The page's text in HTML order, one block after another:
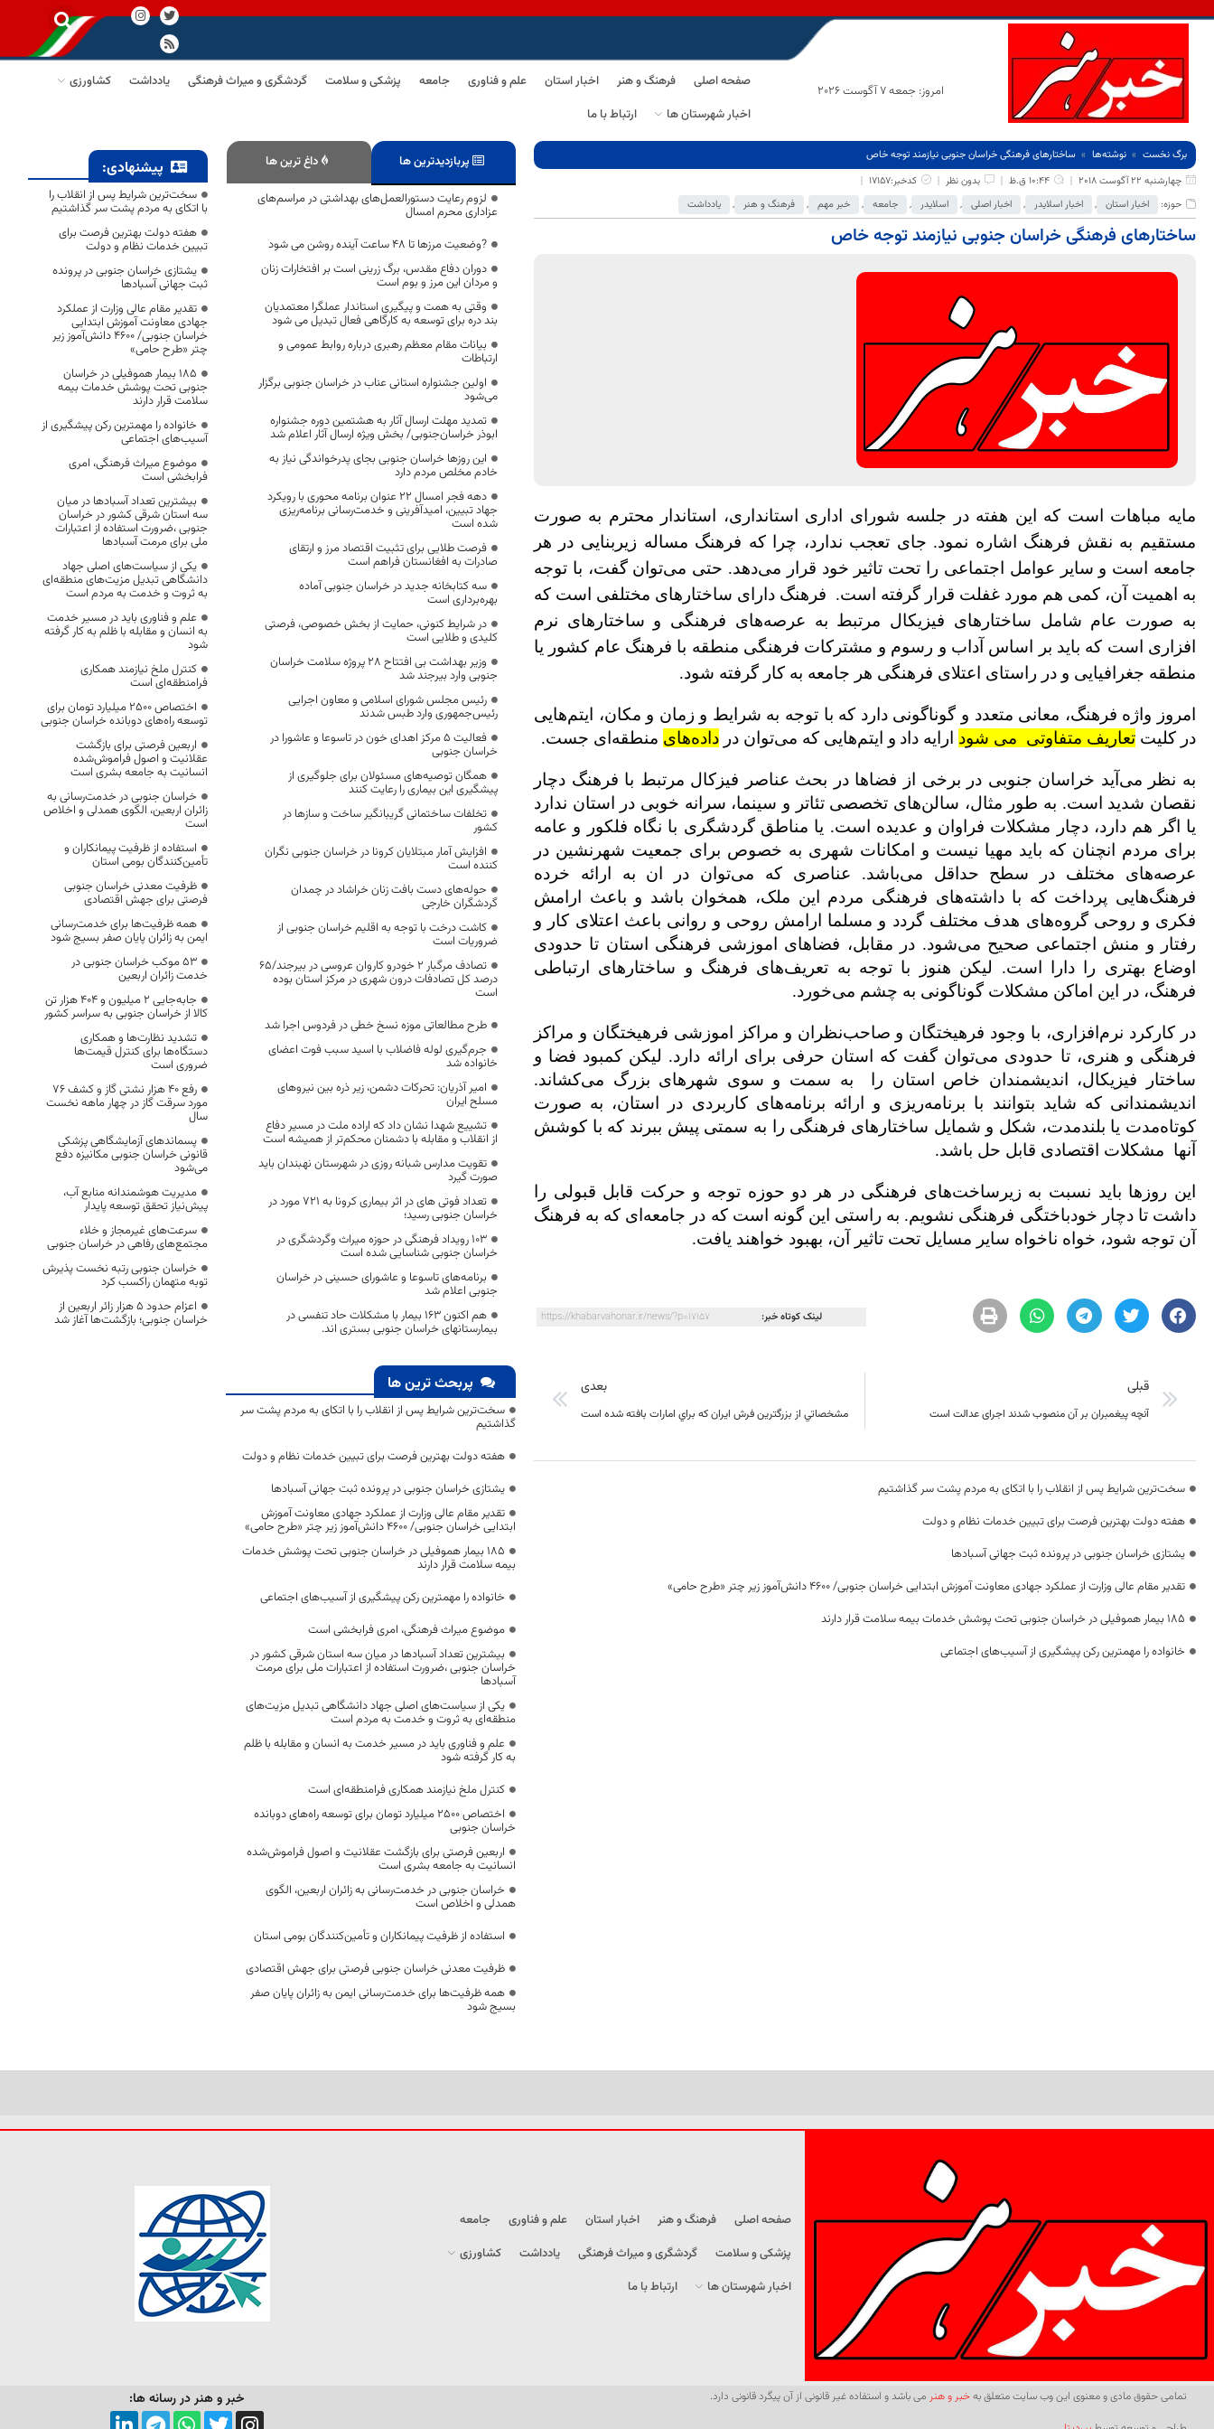
امروز: جمعه 7 آگوست 2026
صفحه اصلی فرهنگ و هنر اخبار استان علم و فناوری جامعه پزشکی و سلامت گردشگری و میراث فرهنگی یادداشت
کشاورزی
اخبار شهرستان ها
ارتباط با ما
برگ نخست نوشته‌ها
ساختارهای فرهنگی خراسان جنوبی نیازمند توجه خاص
چهارشنبه 22 آگوست 2018
10:44 ق.ظ بدون نظر
کدخبر:17157
حوزه:
اخبار استان , اخبار اسلایدر , اخبار اصلی , اسلایدر , جامعه , خبر مهم , فرهنگ و هنر , یادداشت
ساختارهای فرهنگی خراسان جنوبی نیازمند توجه خاص
مایه مباهات است که این هفته در جلسه شورای اداری استانداری، استاندار محترم به صورت
مستقیم به نقش فرهنگ اشاره نمود. جای تعجب ندارد، چرا که فرهنگ مساله زیربنایی در هر
جامعه است و سایر عوامل اجتماعی را تحت تاثیر خود قرار می‌دهد. حتی می‌توان گفت، با توجه
به اهمیت آن، کمی هم مورد غفلت قرار گرفته است. فرهنگ دارای ساختارهای مختلفی است که
به صورت عام شامل ساختارهای فیزیکال مرتبط به عرصه‌های فرهنگی و ساختارهای نرم
افزاری است که باید بر اساس آداب و رسوم و مشترکات فرهنگی منطقه با فرهنگ عام کشور یا
منطقه جغرافیایی و در راستای اعتلای فرهنگی هر جامعه به کار گرفته شود.
امروز واژه فرهنگ، معانی متعدد و گوناگونی دارد که با توجه به شرایط و زمان و مکان، ایتم‌هایی
در کلیت تعاریف متفاوتی می شود ارایه داد و ایتم‌هایی که می‌توان در داده‌های منطقه‌ای جست.
به نظر می‌آید خراسان جنوبی در برخی از فضاها در بحث عناصر فیزکال مرتبط با فرهنگ دچار
نقصان شدید است. به طور مثال، سالن‌های تخصصی تئاتر و سینما، سرانه خوبی در استان ندارد
یا اگر هم دارد، دچار مشکلات فراوان و عدیده است. یا مناطق گردشگری با نگاه فلکور و عامه
برای مردم انچنان که باید مهیا نیست و امکانات شهری به خصوص برای جمعیت شهرنشین در
عرصه‌های مختلف در سطح حداقل می‌باشد. عناصری که می‌توان در ان به ارائه خرده
فرهنگ‌هایی پرداخت که با داشته‌های فرهنگی مردم این ملک، همخوان باشد و باعث ارامش
فکری و روحی گروه‌های هدف مختلف گردد و مسلما ارامش روحی و روانی باعث اعتلای کار و
رفتار و منش اجتماعی صحیح می‌شود. در مقابل، فضاهای اموزشی فرهنگی استان تا حدودی
اوضاع بهتری را دارا است. لیکن هنوز با توجه به تعریف‌های فرهنگ و ساختارهای ارتباطی
فرهنگ، در این اماکن مشکلات گوناگونی به چشم می‌خورد.
در کارکرد نرم‌افزاری، با وجود فرهیختگان و صاحب‌نظران و مراکز اموزشی فرهیختگان و مراکز
فرهنگی و هنری، تا حدودی می‌توان گفت که استان حرفی برای ارائه دارد. لیکن کمبود فضا و
ساختار فیزیکال، اندیشمندان خاص استان را
به سمت و سوی شهرهای بزرگ می‌کشاند.
اندیشمندانی که شاید بتوانند با برنامه‌ریزی و ارائه برنامه‌های کاربردی در استان، به صورت
کوتاه‌مدت یا بلندمدت، شکل و شمایل ساختارهای فرهنگی را به سمتی پیش ببرند که با کوشش
آنها مشکلات اقتصادی قابل حل باشد.
این روزها باید نسبت به زیرساخت‌های فرهنگی در هر دو حوزه توجه و حرکت قابل قبولی را
داشت تا دچار خودباختگی فرهنگی نشویم. به راستی این گونه است که در جامعه‌ای که به فرهنگ
آن توجه شود، خواه ناخواه سایر مسایل تحت تاثیر آن، بهبود خواهند یافت.
لینک کوتاه خبر: https://khabarvahonar.ir/news/?p=17157
قبلی
آنچه پیغمبران بر آن منصوب شدند اجرای عدالت است
بعدی
مشخصاتي از بزرگترين فرش ايران كه براي امارات بافته شده است
سخت‌ترین شرایط پس از انقلاب را با اتکای به مردم پشت سر گذاشتیم
هفته دولت بهترین فرصت برای تبیین خدمات نظام و دولت
یشتازی خراسان جنوبی در پرونده ثبت جهانی آسبادها
تقدیر مقام عالی وزارت از عملکرد جهادی معاونت آموزش ابتدایی خراسان جنوبی/ ۴۶۰۰ دانش‌آموز زیر چتر «طرح حامی»
۱۸۵ بیمار هموفیلی در خراسان جنوبی تحت پوشش خدمات بیمه سلامت قرار دارند
خانواده را مهمترین رکن پیشگیری از آسیب‌های اجتماعی
پربازدیدترین ها داغ ترین ها
لزوم رعایت دستورالعمل‌های بهداشتی در مراسم‌های
عزاداری محرم امسال
?وضعیت مرزها تا ۴۸ ساعت آینده روشن می شود
دوران دفاع مقدس، برگ زرینی است بر افتخارات زنان
و مردان این مرز و بوم است
وقتی به همت و پیگیری استاندار عملگرا معتمدیان
بند دره برای توسعه به کارگاهی فعال تبدیل می شود
بیانات مقام معظم رهبری درباره روابط عمومی و
ارتباطات
اولین جشنواره استانی عناب در خراسان جنوبی برگزار
می‌شود
تمدید مهلت ارسال آثار به هشتمین دوره جشنواره
ابوذر خراسان‌جنوبی/ بخش ویژه ارسال آثار اعلام شد
این روزها خراسان جنوبی بجای پدرخواندگی نیاز به
خادم مخلص مردم دارد
دهه فجر امسال ۲۲ عنوان برنامه محوری با رویکرد
جهاد تبیین، امیدآفرینی و خدمت‌رسانی برنامه‌ریزی
شده است
فرصت طلایی برای تثبیت اقتصاد مرز و ارتقای
صادرات به افغانستان فراهم است
سه کتابخانه جدید در خراسان جنوبی آماده
بهره‌برداری است
در شرایط کنونی، حمایت از بخش خصوصی، فرصتی
کلیدی و طلایی است
وزیر بهداشت بی افتتاح 28 پروژه سلامت خراسان
جنوبی وارد بیرجند شد
رئیس مجلس شورای اسلامی و معاون اجرایی
رئیس‌جمهوری وارد طبس شدند
فعالیت ۵ مرکز اهدای خون در تاسوعا و عاشورا در
خراسان جنوبی
همگان توصیه‌های مسئولان برای جلوگیری از
پیشگیری این بیماری را رعایت کنند
تخلفات ساختمانی گریبانگیر ساخت و ساز‌ها در
کشور
افزایش آمار مبتلایان کرونا در خراسان جنوبی نگران
کننده است
حوله‌های دست بافت زنان خراشاد در چمدان
گردشگران خارجی
کاشت درخت با توجه به اقلیم خراسان جنوبی از
ضروریات است
تصادف مرگبار ۲ خودرو کاروان عروسی در بیرجند/۶۵
درصد کل تصادفات درون شهری در مرکز استان بوده
است
طرح مطالعاتی موزه نسخ خطی در فردوس اجرا شد
جرم‌گیری لوله فاضلاب با اسید سبب فوت اعضای
خانواده شد
امیر آذریان: تحرکات دشمن، زیر ذره بین نیروهای
مسلح ایران
تشییع شهدا نشان داد که اراده ملت در مسیر دفاع
از انقلاب و مقابله با دشمنان محکم‌تر از همیشه است
تقویت مدارس شبانه روزی در شهرستان نهبندان باید
صورت گیرد
تعداد فوتی های در اثر بیماری کرونا به 721 مورد در
خراسان جنوبی رسید؛
۱۰۳ رویداد فرهنگی در حوزه میراث وگردشگری در
خراسان جنوبی شناسایی شده است
برنامه‌های تاسوعا و عاشورای حسینی در خراسان
جنوبی اعلام شد
هم اکنون 163 بیمار با مشکلات حاد تنفسی در
بیمارستانهای خراسان جنوبی بستری اند.
پربحث ترین ها
سخت‌ترین شرایط پس از انقلاب را با اتکای به مردم پشت سر
گذاشتیم
هفته دولت بهترین فرصت برای تبیین خدمات نظام و دولت
یشتازی خراسان جنوبی در پرونده ثبت جهانی آسبادها
تقدیر مقام عالی وزارت از عملکرد جهادی معاونت آموزش
ابتدایی خراسان جنوبی/ ۴۶۰۰ دانش‌آموز زیر چتر «طرح حامی»
۱۸۵ بیمار هموفیلی در خراسان جنوبی تحت پوشش خدمات
بیمه سلامت قرار دارند
خانواده را مهمترین رکن پیشگیری از آسیب‌های اجتماعی
موضوع میراث فرهنگی، امری فرابخشی است
بیشترین تعداد آسبادها در میان سه استان شرقی کشور در
خراسان جنوبی ،ضرورت استفاده از اعتبارات ملی برای مرمت
آسبادها
یکی از سیاست‌های اصلی جهاد دانشگاهی تبدیل مزیت‌های
منطقه‌ای به ثروت و خدمت به مردم است
علم و فناوری باید در مسیر خدمت به انسان و مقابله با ظلم
به کار گرفته شود
کنترل ملخ نیازمند همکاری فرامنطقه‌ای است
اختصاص 2500 میلیارد تومان برای توسعه راه‌های دوبانده
خراسان جنوبی
اربعین فرصتی برای بازگشت عقلانیت و اصول فراموش‌شده
انسانیت به جامعه بشری است
خراسان جنوبی در خدمت‌رسانی به زائران اربعین، الگوی
همدلی و اخلاص است
استفاده از ظرفیت پیمانکاران و تأمین‌کنندگان بومی استان
ظرفیت معدنی خراسان جنوبی فرصتی برای جهش اقتصادی
همه ظرفیت‌ها برای خدمت‌رسانی ایمن به زائران پایان صفر
بسیج شود
پیشنهادی:
سخت‌ترین شرایط پس از انقلاب را
با اتکای به مردم پشت سر گذاشتیم
هفته دولت بهترین فرصت برای
تبیین خدمات نظام و دولت
یشتازی خراسان جنوبی در پرونده
ثبت جهانی آسبادها
تقدیر مقام عالی وزارت از عملکرد
جهادی معاونت آموزش ابتدایی
خراسان جنوبی/ ۴۶۰۰ دانش‌آموز زیر
چتر «طرح حامی»
۱۸۵ بیمار هموفیلی در خراسان
جنوبی تحت پوشش خدمات بیمه
سلامت قرار دارند
خانواده را مهمترین رکن پیشگیری از
آسیب‌های اجتماعی
موضوع میراث فرهنگی، امری
فرابخشی است
بیشترین تعداد آسبادها در میان
سه استان شرقی کشور در خراسان
جنوبی ،ضرورت استفاده از اعتبارات
ملی برای مرمت آسبادها
یکی از سیاست‌های اصلی جهاد
دانشگاهی تبدیل مزیت‌های منطقه‌ای
به ثروت و خدمت به مردم است
علم و فناوری باید در مسیر خدمت
به انسان و مقابله با ظلم به کار گرفته
شود
کنترل ملخ نیازمند همکاری
فرامنطقه‌ای است
اختصاص 2500 میلیارد تومان برای
توسعه راه‌های دوبانده خراسان جنوبی
اربعین فرصتی برای بازگشت
عقلانیت و اصول فراموش‌شده
انسانیت به جامعه بشری است
خراسان جنوبی در خدمت‌رسانی به
زائران اربعین، الگوی همدلی و اخلاص
است
استفاده از ظرفیت پیمانکاران و
تأمین‌کنندگان بومی استان
ظرفیت معدنی خراسان جنوبی
فرصتی برای جهش اقتصادی
همه ظرفیت‌ها برای خدمت‌رسانی
ایمن به زائران پایان صفر بسیج شود
53 موکب خراسان جنوبی در
خدمت زائران اربعین
جابه‌جایی 2 میلیون و 404 هزار تن
کالا از خراسان جنوبی به سراسر کشور
تشدید نظارت‌ها و همکاری
دستگاه‌ها برای کنترل قیمت‌ها
ضروری است
رفع 40 هزار نشتی گاز و کشف 76
مورد سرقت گاز در چهار ماهه نخست
سال
پسماندهای آزمایشگاهی پزشکی
قانونی خراسان جنوبی مکانیزه دفع
می‌شود
مدیریت هوشمندانه منابع آب،
پیش‌نیاز تحقق توسعه پایدار
سرعت‌های غیرمجاز و خلاء
مجتمع‌های رفاهی در خراسان جنوبی
خراسان جنوبی رتبه نخست پذیرش
توبه متهمان راکسب کرد
اعزام حدود 5 هزار زائر اربعین از
خراسان جنوبی؛ بازگشت‌ها آغاز شد
صفحه اصلی فرهنگ و هنر اخبار استان علم و فناوری
جامعه
پزشکی و سلامت
گردشگری و میراث فرهنگی یادداشت
کشاورزی
اخبار شهرستان ها
ارتباط با ما
تمامی حقوق مادی و معنوی این وب سایت متعلق بهخبر و هنر می باشد و استفاده غیر قانونی از آن پیگرد قانونی دارد.
خبر و هنر در رسانه ها: